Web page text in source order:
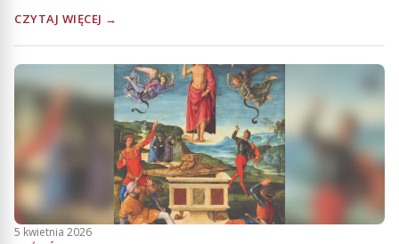
CZYTAJ WIĘCEJ →
5 kwietnia 2026